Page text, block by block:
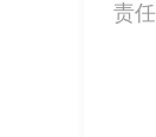
责